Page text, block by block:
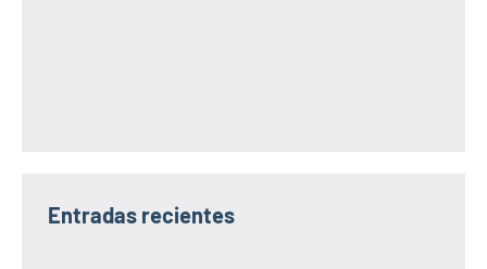
Entradas recientes